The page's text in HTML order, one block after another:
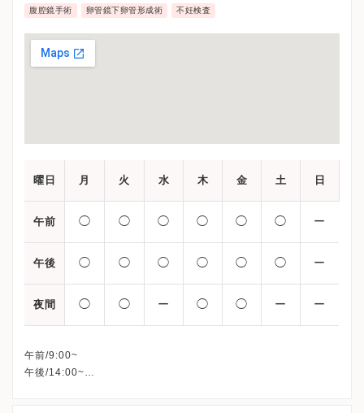
腹腔鏡手術 卵管鏡下卵管形成術 不妊検査
曜日 月 火 水 木 金 土 日
午前 ◯ ◯ ◯ ◯ ◯ ◯ ー
午後 ◯ ◯ ◯ ◯ ◯ ◯ ー
夜間 ◯ ◯ ー ◯ ◯ ー ー
午前/9:00~
午後/14:00~